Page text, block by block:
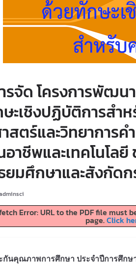
รจัด โครงการพัฒ
ะเชิงปฏิบัติการสำ
ตร์และวิทยาการ
อาชีพและเทคโนโล
มศึกษาและสังกัด
Error: URL to the PDF file must
page.Click
กันคุณภาพการศึกษา ประจำปีการศึกษ